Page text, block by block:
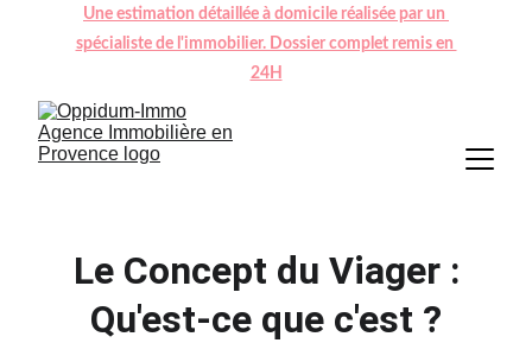
Une estimation détaillée à domicile réalisée par un
spécialiste de l'immobilier. Dossier complet remis en
24H
Le Concept du Viager :
Qu'est-ce que c'est ?